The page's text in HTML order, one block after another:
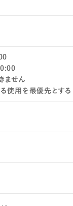
ません
使用を最優先とする